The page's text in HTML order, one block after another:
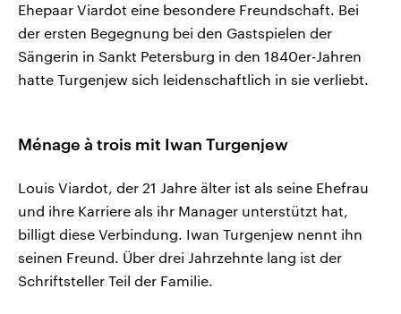
Ehepaar Viardot eine besondere Freundschaft. Bei
der ersten Begegnung bei den Gastspielen der
Sängerin in Sankt Petersburg in den 1840er-Jahren
hatte Turgenjew sich leidenschaftlich in sie verliebt.
Ménage à trois mit Iwan Turgenjew
Louis Viardot, der 21 Jahre älter ist als seine Ehefrau
und ihre Karriere als ihr Manager unterstützt hat,
billigt diese Verbindung. Iwan Turgenjew nennt ihn
seinen Freund. Über drei Jahrzehnte lang ist der
Schriftsteller Teil der Familie.